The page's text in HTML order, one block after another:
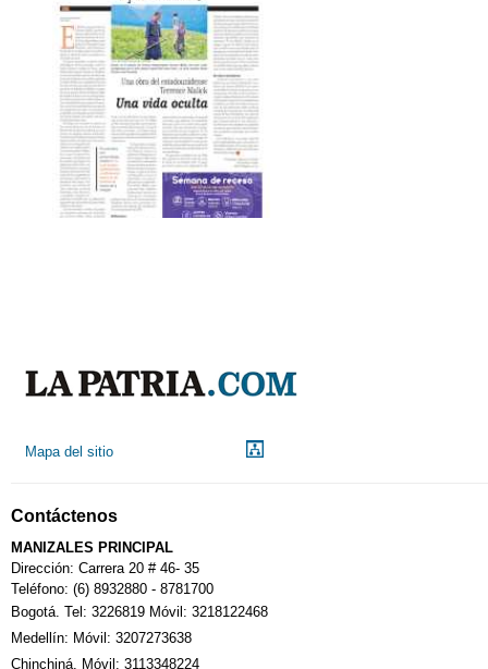
Mapa del sitio
Contáctenos
MANIZALES PRINCIPAL
Dirección: Carrera 20 # 46- 35
Teléfono: (6) 8932880 - 8781700
Bogotá. Tel: 3226819 Móvil: 3218122468
Medellín: Móvil: 3207273638
Chinchiná. Móvil: 3113348224